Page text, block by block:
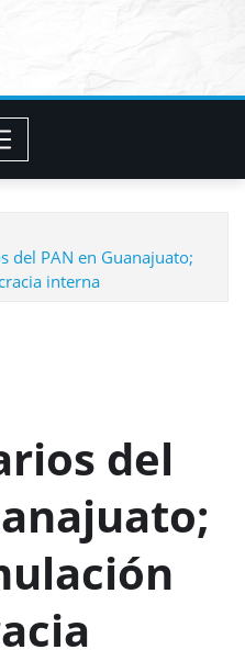
del PAN en Guanajuato;
interna
del